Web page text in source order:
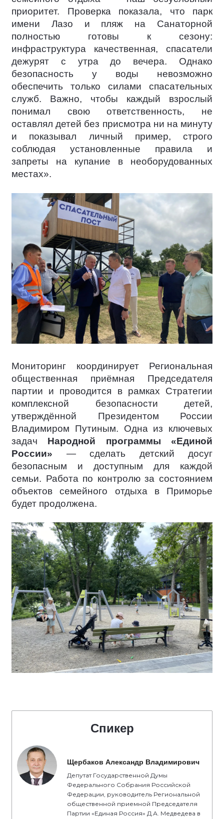
приоритет. Проверка показала, что парк
имени Лазо и пляж на Санаторной
полностью готовы к сезону:
инфраструктура качественная, спасатели
дежурят с утра до вечера. Однако
безопасность у воды невозможно
обеспечить только силами спасательных
служб. Важно, чтобы каждый взрослый
понимал свою ответственность, не
оставлял детей без присмотра ни на минуту
и показывал личный пример, строго
соблюдая установленные правила и
запреты на купание в необорудованных
местах».
Мониторинг координирует Региональная
общественная приёмная Председателя
партии и проводится в рамках Стратегии
комплексной безопасности детей,
утверждённой Президентом России
Владимиром Путиным. Одна из ключевых
задач Народной программы «Единой
России» — сделать детский досуг
безопасным и доступным для каждой
семьи. Работа по контролю за состоянием
объектов семейного отдыха в Приморье
будет продолжена.
Спикер
Щербаков Александр Владимирович
Депутат Государственной Думы
Федерального Собрания Российской
Федерации, руководитель Региональной
общественной приемной Председателя
Партии «Единая Россия» Д.А. Медведева в